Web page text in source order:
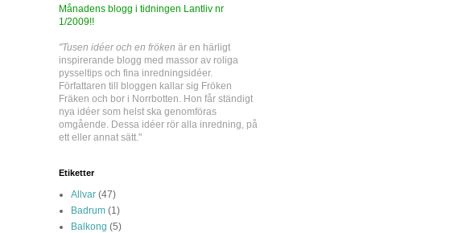
Månadens blogg i tidningen Lantliv nr
1/2009!!
"Tusen idéer och en fröken är en härligt
inspirerande blogg med massor av roliga
pysseltips och fina inredningsidéer.
Författaren till bloggen kallar sig Fröken
Fräken och bor i Norrbotten. Hon får ständigt
nya idéer som helst ska genomföras
omgående. Dessa idéer rör alla inredning, på
ett eller annat sätt."
Etiketter
Allvar (47)
Badrum (1)
Balkong (5)